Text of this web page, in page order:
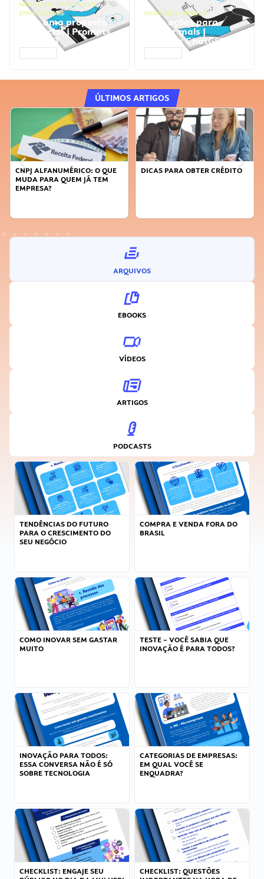
NEGÓCIOS, PROCESSOS
EMPRESARIAIS
Faça uma proposta
comercial | Prompts
ChatGPT
NEGÓCIOS, VENDAS
Faça ações para
vender mais |
Prompts ChatGPT
ÚLTIMOS ARTIGOS
CNPJ ALFANUMÉRICO: O QUE
MUDA PARA QUEM JÁ TEM
EMPRESA?
DICAS PARA OBTER CRÉDITO
ARQUIVOS
EBOOKS
VÍDEOS
ARTIGOS
PODCASTS
TENDÊNCIAS DO FUTURO
PARA O CRESCIMENTO DO
SEU NEGÓCIO
COMPRA E VENDA FORA DO
BRASIL
COMO INOVAR SEM GASTAR
MUITO
TESTE – VOCÊ SABIA QUE
INOVAÇÃO É PARA TODOS?
INOVAÇÃO PARA TODOS:
ESSA CONVERSA NÃO É SÓ
SOBRE TECNOLOGIA
CATEGORIAS DE EMPRESAS:
EM QUAL VOCÊ SE
ENQUADRA?
CHECKLIST: ENGAJE SEU
CHECKLIST: QUESTÕES